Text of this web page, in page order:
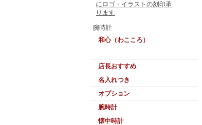
にロゴ・イラストの刻印承
ります
腕時計
和心（わこころ）
店長おすすめ
名入れつき
オプション
腕時計
懐中時計